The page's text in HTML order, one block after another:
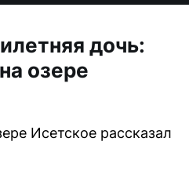
дочь:
озере
Исетское рассказал